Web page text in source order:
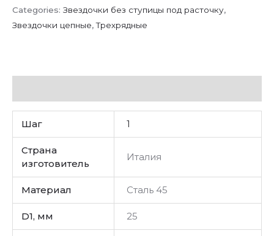
Categories: Звездочки без ступицы под расточку,
Звездочки цепные,Трехрядные
Шаг 1
Страна
изготовитель
Италия
Материал Сталь 45
D1, мм 25